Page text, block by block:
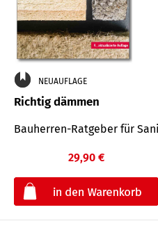
NEUAUFLAGE
Richtig dämmen
Bauherren-Ratgeber für
29,90 €